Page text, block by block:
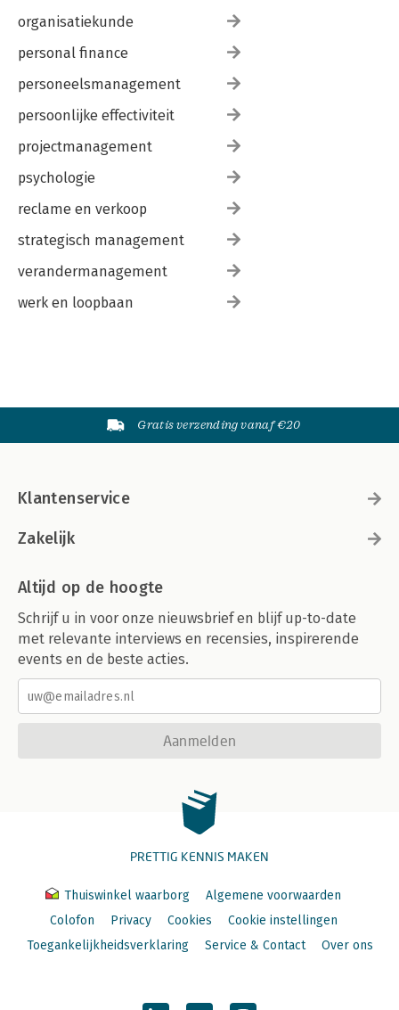
organisatiekunde
personal finance
personeelsmanagement
persoonlijke effectiviteit
projectmanagement
psychologie
reclame en verkoop
strategisch management
verandermanagement
werk en loopbaan
Gratis verzending vanaf €20
Klantenservice
Zakelijk
Altijd op de hoogte
Schrijf u in voor onze nieuwsbrief en blijf up-to-date
met relevante interviews en recensies, inspirerende
events en de beste acties.
Aanmelden
PRETTIG KENNIS MAKEN
Thuiswinkel waarborg
Algemene voorwaarden
Colofon
Privacy Cookies
Cookie instellingen
Toegankelijkheidsverklaring
Service & Contact Over ons